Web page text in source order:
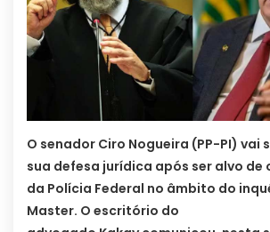
O senador Ciro Nogueira (PP-PI) vai
sua defesa jurídica após ser alvo de
da Polícia Federal no âmbito do
Master. O escritório do